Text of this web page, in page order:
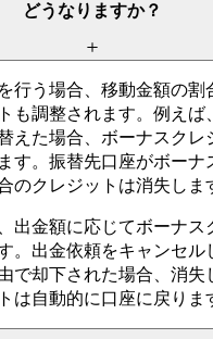
どうなりますか？
行う 場合、 移動金額の割
も調整されます。 例えば、
えた場合、 ボーナスクレ
す。 振替先口座がボーナ
のクレジットは消失しま
出金額に応じてボーナス
。 出金依頼をキャンセル
で却下された場合、 消失
は自動的に口座に戻りま